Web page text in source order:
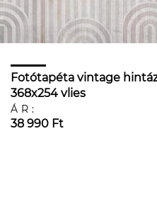
Fotótapéta vintage
368x254 vlies
ÁR:
38 990 Ft